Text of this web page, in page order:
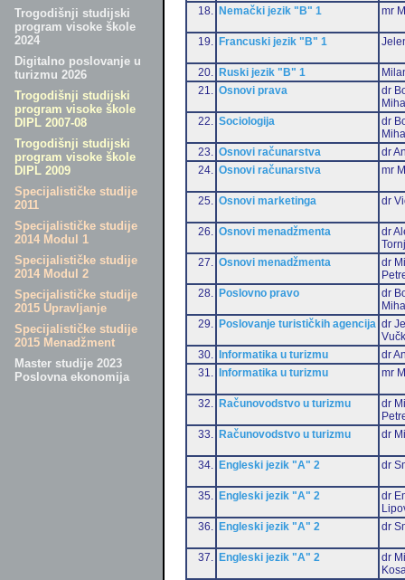
Trogodišnji studijski
program visoke škole
2024
Digitalno poslovanje u
turizmu 2026
Trogodišnji studijski
program visoke škole
DIPL 2007-08
Trogodišnji studijski
program visoke škole
DIPL 2009
Specijalističke studije
2011
Specijalističke studije
2014 Modul 1
Specijalističke studije
2014 Modul 2
Specijalističke studije
2015 Upravljanje
Specijalističke studije
2015 Menadžment
Master studije 2023
Poslovna ekonomija
18.
Nemački jezik "B" 1 mr
19. Francuski jezik "B" 1
20. Ruski jezik "B" 1
21.
Osnovi prava
dr
22.
Sociologija
dr
23.
Osnovi računarstva
dr
24.
Osnovi računarstva mr
25. Osnovi marketinga dr
26. Osnovi menadžmenta
dr
27.
Osnovi menadžmenta
dr
28.
Poslovno pravo
dr
29.
Poslovanje turističkih agencija dr
30.
Informatika u turizmu
dr
31.
Informatika u turizmu mr
32. Računovodstvo u turizmu
dr
33.
Računovodstvo u turizmu dr
34. Engleski jezik "A" 2 dr
35. Engleski jezik "A" 2
dr
36.
Engleski jezik "A" 2 dr
37. Engleski jezik "A" 2
dr